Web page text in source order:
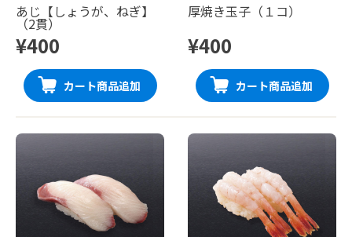
あじ【しょうが、ねぎ】
（2貫）
¥400
カート商品追加
厚焼き玉子（１コ）
¥400
カート商品追加